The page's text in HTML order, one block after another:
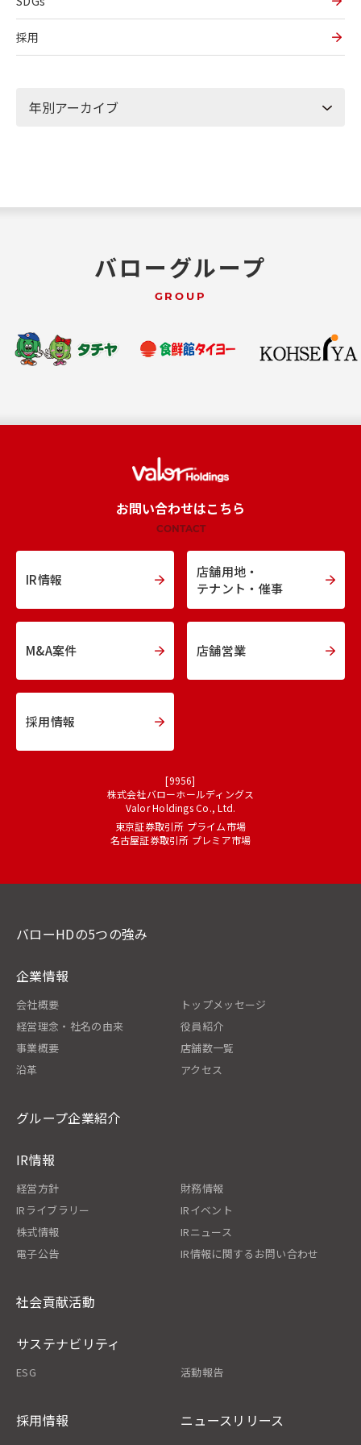
採用
バローグループ
GROUP
お問い合わせはこちら
CONTACT
IR情報
店舗用地・
テナント・催事
M&A案件 店舗営業
採用情報
[9956]
株式会社バローホールディングス
Valor Holdings Co., Ltd.
東京証券取引所 プライム市場
名古屋証券取引所 プレミア市場
バローHDの5つの強み
企業情報
会社概要
トップメッセージ
経営理念・社名の由来
役員紹介
事業概要
店舗数一覧
沿革
アクセス
グループ企業紹介
IR情報
経営方針
財務情報
IRライブラリー
IRイベント
株式情報
IRニュース
電子公告
IR情報に関するお問い合わせ
社会貢献活動
サステナビリティ
ESG 活動報告
採用情報 ニュースリリース